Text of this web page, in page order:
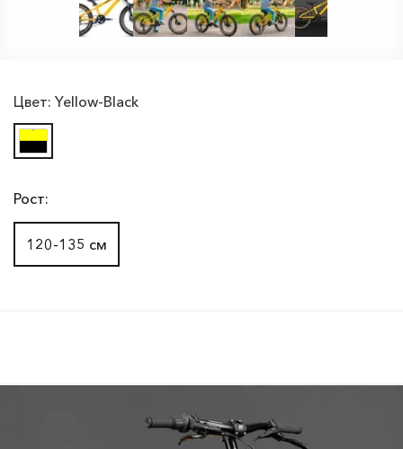
Цвет: Yellow-Black
Рост:
120-135 см